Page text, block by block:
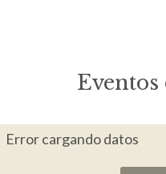
Error cargando datos